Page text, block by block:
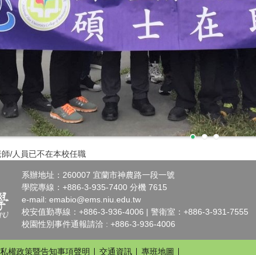
/人員已不在本校任職
系辦地址：260007 宜蘭市神農路一段一號
學院專線：+886-3-935-7400 分機 7615
e-mail:emabio@ems.niu.edu.tw
校安值勤專線：+886-3-936-4006 | 警衛室：+886-3-931-7555
校園性別事件通報請洽 : +886-3-936-4006
權政策暨告知事項聲明 交通資訊 專班地圖